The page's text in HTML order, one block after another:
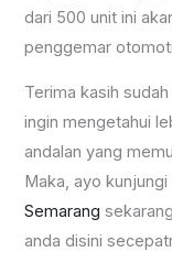
dari 500 unit ini
penggemar
Terima kasih
ingin mengetahui
andalan yang
Maka, ayo
Semarang
anda disini